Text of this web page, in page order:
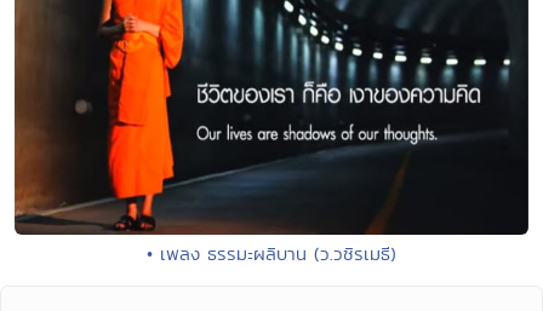
• เพลง ธรรมะผลิบาน (ว.วชิรเมธี)